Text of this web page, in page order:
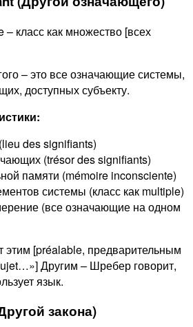
класс как множество [всех
– это все означающие системы,
доступных субъекту.
des signifiants)
(trésor des signifiants)
памяти (mémoire inconsciente)
системы (класс как multiple)
(все означающие на одном
этим [préalable, предварительным
Другим – Шребер говорит,
язык.
закона)